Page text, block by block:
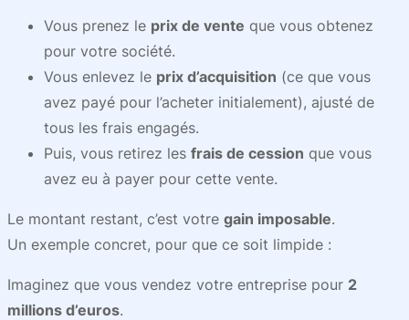
Vous prenez le prix de vente que vous obtenez
pour votre société.
Vous enlevez le prix d’acquisition (ce que vous
avez payé pour l’acheter initialement), ajusté de
tous les frais engagés.
Puis, vous retirez les frais de cession que vous
avez eu à payer pour cette vente.
Le montant restant, c’est votre gain imposable.
Un exemple concret, pour que ce soit limpide :
Imaginez que vous vendez votre entreprise pour 2
millions d’euros.